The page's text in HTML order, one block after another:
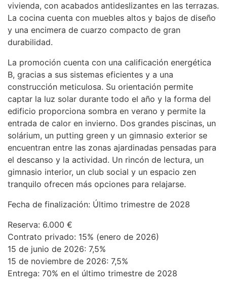
vivienda, con acabados antideslizantes en las terrazas.
La cocina cuenta con muebles altos y bajos de diseño
y una encimera de cuarzo compacto de gran
durabilidad.
La promoción cuenta con una calificación energética
B, gracias a sus sistemas eficientes y a una
construcción meticulosa. Su orientación permite
captar la luz solar durante todo el año y la forma del
edificio proporciona sombra en verano y permite la
entrada de calor en invierno. Dos grandes piscinas, un
solárium, un putting green y un gimnasio exterior se
encuentran entre las zonas ajardinadas pensadas para
el descanso y la actividad. Un rincón de lectura, un
gimnasio interior, un club social y un espacio zen
tranquilo ofrecen más opciones para relajarse.
Fecha de finalización: Último trimestre de 2028
Reserva: 6.000 €
Contrato privado: 15% (enero de 2026)
15 de junio de 2026: 7,5%
15 de noviembre de 2026: 7,5%
Entrega: 70% en el último trimestre de 2028